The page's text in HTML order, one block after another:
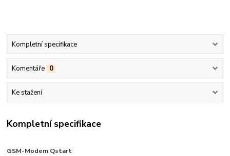
Kompletní specifikace
Komentáře 0
Ke stažení
Kompletní specifikace
GSM-Modem Qstart